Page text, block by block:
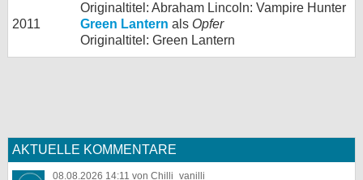
Originaltitel: Abraham Lincoln: Vampire Hunter
2011
Green Lantern als Opfer
Originaltitel: Green Lantern
AKTUELLE KOMMENTARE
08.08.2026 14:11 von Chilli_vanilli